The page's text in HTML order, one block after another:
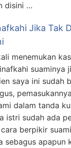
disini …
Jika Tak
menemukan
suaminya
saya ini sudah
dalam tanda
istri sudah ada
berpikir
sebagus apapun